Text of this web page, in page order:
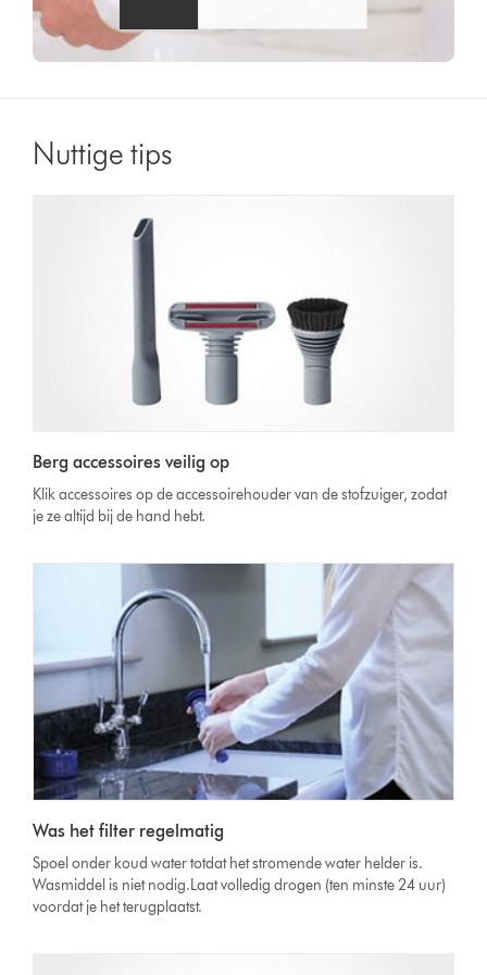
Nuttige tips
Berg accessoires veilig op
Klik accessoires op de accessoirehouder van de stofzuiger, zodat
je ze altijd bij de hand hebt.
Was het filter regelmatig
Spoel onder koud water totdat het stromende water helder is.
Wasmiddel is niet nodig.Laat volledig drogen (ten minste 24 uur)
voordat je het terugplaatst.